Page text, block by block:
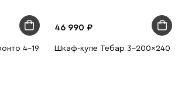
4-190x240 Графитовый
46 990
Шкаф-купе Тебар 3-200x240